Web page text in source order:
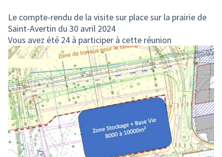
Le compte-rendu de la visite sur place sur la prairie de
Saint-Avertin du 30 avril 2024
Vous avez été 24 à participer à cette réunion